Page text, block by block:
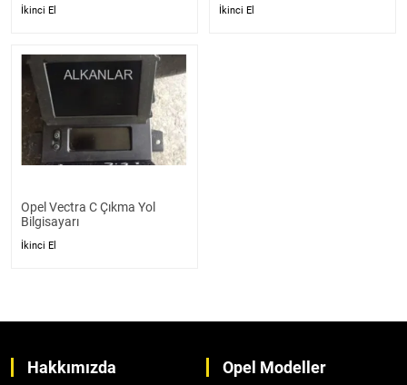
İkinci El İkinci El
Opel Vectra C Çıkma Yol
Bilgisayarı
İkinci El
Hakkımızda Opel Modeller